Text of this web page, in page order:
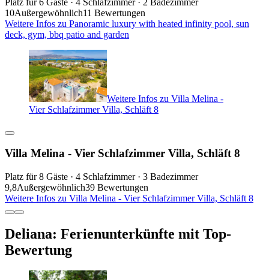
Platz für 6 Gäste · 4 Schlafzimmer · 2 Badezimmer
10Außergewöhnlich11 Bewertungen
Weitere Infos zu Panoramic luxury with heated infinity pool, sun
deck, gym, bbq patio and garden
Weitere Infos zu Villa Melina -
Vier Schlafzimmer Villa, Schläft 8
Villa Melina - Vier Schlafzimmer Villa, Schläft 8
Platz für 8 Gäste · 4 Schlafzimmer · 3 Badezimmer
9,8Außergewöhnlich39 Bewertungen
Weitere Infos zu Villa Melina - Vier Schlafzimmer Villa, Schläft 8
Deliana: Ferienunterkünfte mit Top-
Bewertung